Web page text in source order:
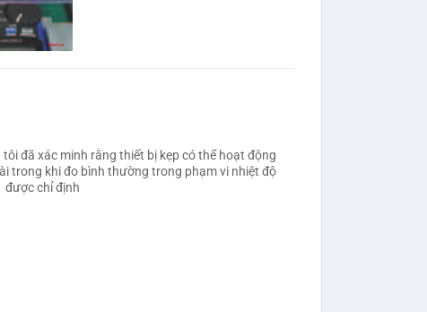
tôi đã xác minh rằng thiết bị kẹp có thể hoạt động
trong khi đo bình thường trong phạm vi nhiệt độ
được chỉ định